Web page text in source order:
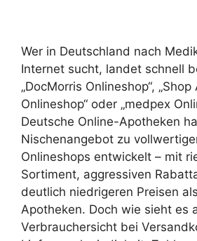
Wer in Deutschland nach
Internet sucht, landet schnell
„DocMorris Onlineshop“,
Onlineshop“ oder „medpex
Deutsche Online-Apotheken
Nischenangebot zu
Onlineshops entwickelt – mit
Sortiment, aggressiven
deutlich niedrigeren Preisen
Apotheken. Doch wie sieht es
Verbrauchersicht bei